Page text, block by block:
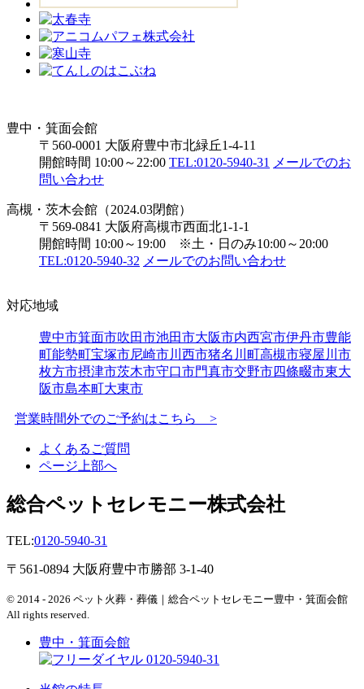
豊中・箕面会館
〒560-0001 大阪府豊中市北緑丘1-4-11
開館時間 10:00～22:00 TEL:0120-5940-31
メールでのお
問い合わせ
高槻・茨木会館（2024.03閉館）
〒569-0841 大阪府高槻市西面北1-1-1
開館時間 10:00～19:00 ※土・日のみ10:00～20:00
TEL:0120-5940-32 メールでのお問い合わせ
対応地域
豊中市箕面市吹田市池田市大阪市内西宮市伊丹市豊能
町能勢町宝塚市尼崎市川西市猪名川町高槻市寝屋川市
枚方市摂津市茨木市守口市門真市交野市四條畷市東大
阪市島本町大東市
営業時間外でのご予約はこちら >
よくあるご質問
ページ上部へ
総合ペットセレモニー株式会社
TEL:0120-5940-31
〒561-0894 大阪府豊中市勝部 3-1-40
© 2014 - 2026 ペット火葬・葬儀｜総合ペットセレモニー豊中・箕面会館
All rights reserved.
豊中・箕面会館
0120-5940-31